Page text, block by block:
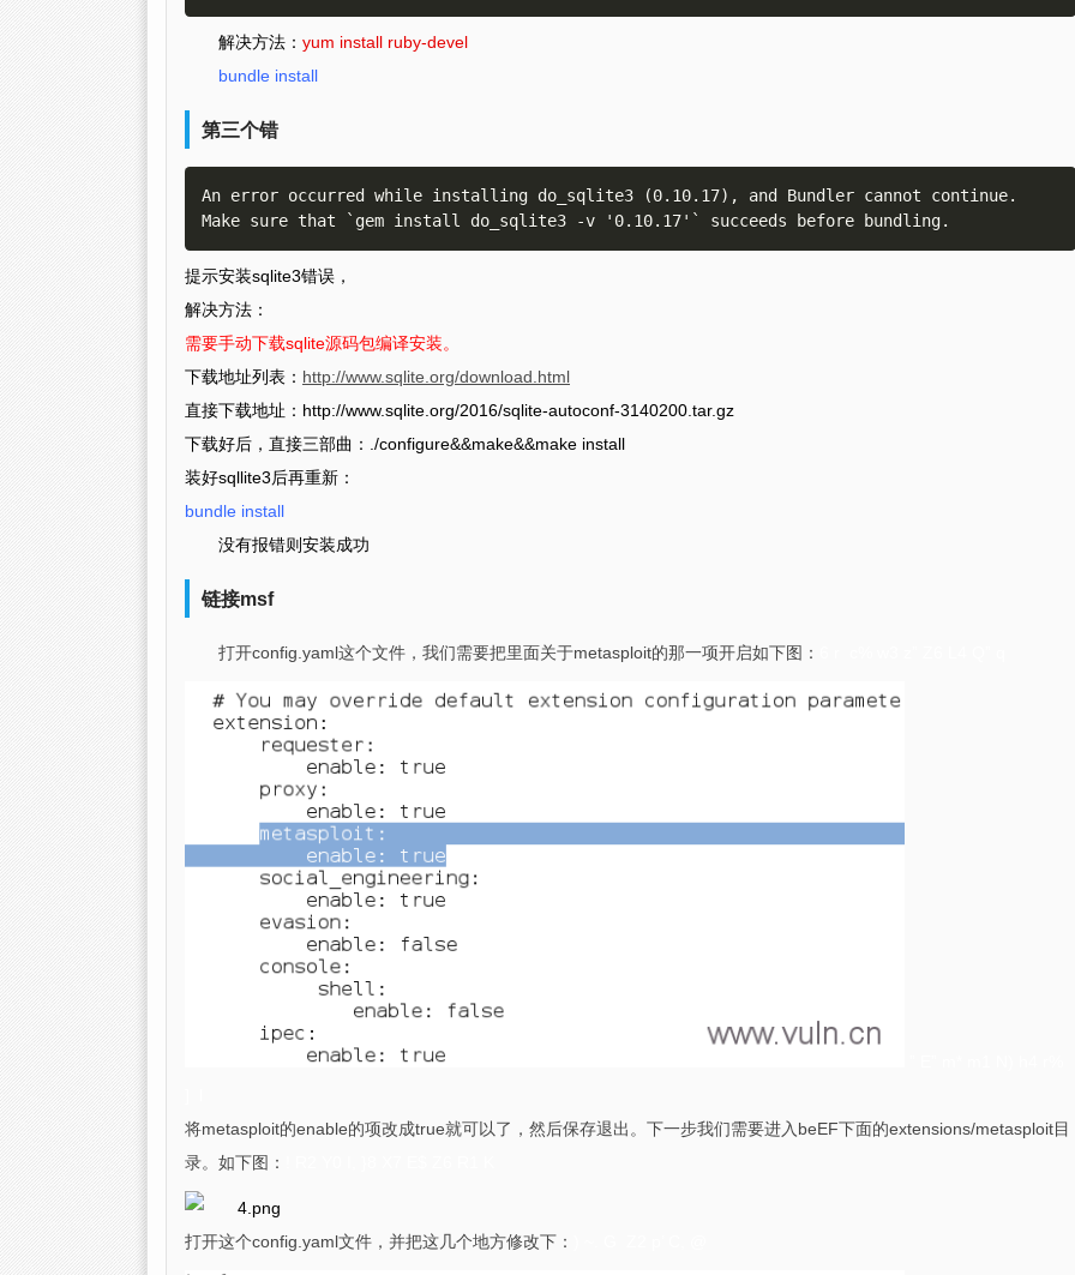
解决方法： yum install ruby-devel
bundle install
第三个错
An error occurred while installing do_sqlite3 (0.10.17), and Bundler cannot continue.
Make sure that `gem install do_sqlite3 -v '0.10.17'` succeeds before bundling.
提示安装sqlite3错误，
解决方法：
需要手动下载sqlite源码包编译安装。
下载地址列表： http://www.sqlite.org/download.html
直接下载地址：http://www.sqlite.org/2016/sqlite-autoconf-3140200.tar.gz
下载好后，直接三部曲：./configure&&make&&make install
装好sqllite3后再重新：
bundle install
没有报错则安装成功
链接msf
打开config.yaml这个文件，我们需要把里面关于metasploit的那一项开启如下图：
将metasploit的enable的项改成true就可以了，然后保存退出。下一步我们需要进入beEF下面的extensions/metasploit目
录。如下图：
打开这个config.yaml文件，并把这几个地方修改下：